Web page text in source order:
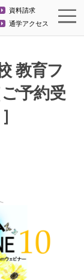
資料請求
通学アクセス
教育フ
予約受